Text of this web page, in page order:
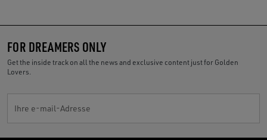
FOR DREAMERS ONLY
Get the inside track on all the news and exclusive content just for Golden
Lovers.
Ihre e-mail-Adresse